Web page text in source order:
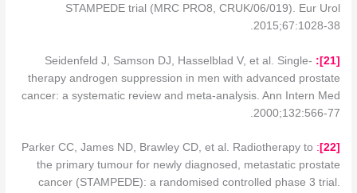
STAMPEDE trial (MRC PRO8, CRUK/06/019). Eur Urol
2015;67:1028-38.
[
21
]:
Seidenfeld J, Samson DJ, Hasselblad V, et al. Single-
therapy androgen suppression in men with advanced prostate
cancer: a systematic review and meta-analysis. Ann Intern Med
2000;132:566-77.
[
22
]
:
Parker CC, James ND, Brawley CD, et al. Radiotherapy to
the primary tumour for newly diagnosed, metastatic prostate
cancer (STAMPEDE): a randomised controlled phase 3 trial.